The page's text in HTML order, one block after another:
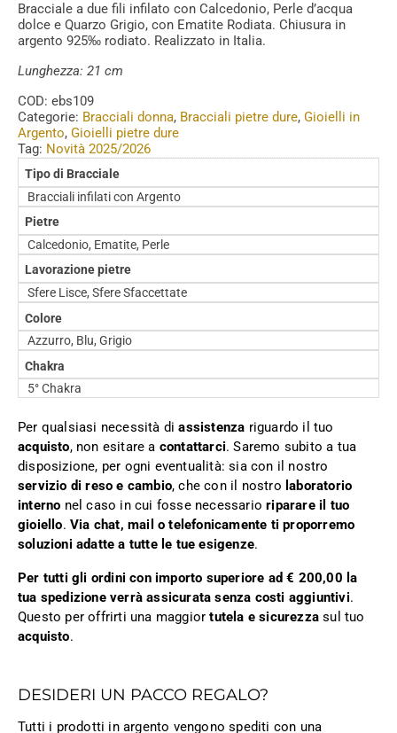
Bracciale a due fili infilato con Calcedonio, Perle d’acqua
dolce e Quarzo Grigio, con Ematite Rodiata. Chiusura in
argento 925‰ rodiato. Realizzato in Italia.
Lunghezza: 21 cm
COD: ebs109
Categorie: Bracciali donna, Bracciali pietre dure, Gioielli in
Argento, Gioielli pietre dure
Tag: Novità 2025/2026
Tipo di Bracciale
Bracciali infilati con Argento
Pietre
Calcedonio, Ematite, Perle
Lavorazione pietre
Sfere Lisce, Sfere Sfaccettate
Colore
Azzurro, Blu, Grigio
Chakra
5° Chakra
Per qualsiasi necessità diassistenza riguardo il tuo
acquisto, non esitare a contattarci. Saremo subito a tua
disposizione, per ogni eventualità: sia con il nostro
servizio di reso e cambio, che con il nostro laboratorio
interno nel caso in cui fosse necessarioriparare il tuo
gioiello.Via chat, mail o telefonicamente ti proporremo
soluzioni adatte a tutte le tue esigenze.
Per tutti gli ordini con importo superiore ad € 200,00 la
tua spedizione verrà assicurata senza costi aggiuntivi.
Questo per offrirti una maggiortutela e sicurezza sul tuo
acquisto.
DESIDERI UN PACCO REGALO?
Tutti i prodotti in argento vengono spediti con una